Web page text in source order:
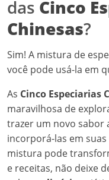
equilibrados e
Deixe um